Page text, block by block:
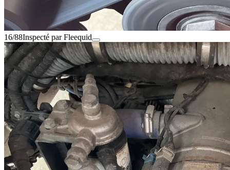
16/88Inspecté par Fleequid